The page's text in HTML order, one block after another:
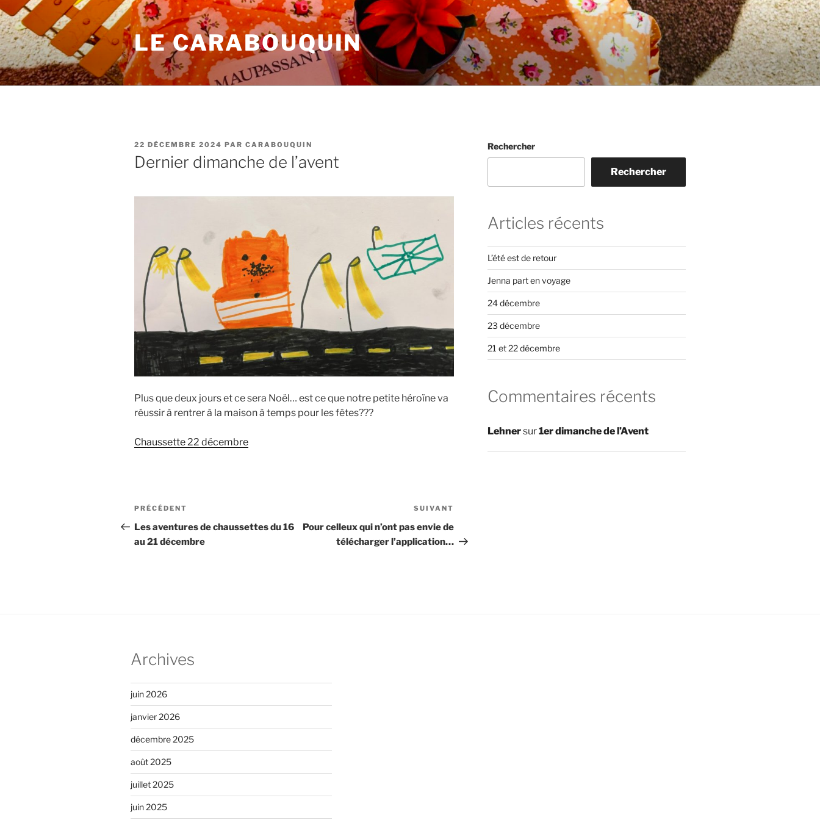
Aller
au
contenu
principal
LE CARABOUQUIN
PUBLIÉ
LE
22 DÉCEMBRE 2024 PAR CARABOUQUIN
Dernier dimanche de l’avent
Plus que deux jours et ce sera Noël… est ce que notre petite héroïne va
réussir à rentrer à la maison à temps pour les fêtes???
Chaussette 22 décembre
Navigation
de
l’article
Article
précédent
PRÉCÉDENT
Les aventures de chaussettes du 16
au 21 décembre
suivant
SUIVANT
Pour celleux qui n’ont pas envie de
télécharger l’application…
Rechercher
Rechercher
Articles récents
L’été est de retour
Jenna part en voyage
24 décembre
23 décembre
21 et 22 décembre
Commentaires récents
Lehnersur1er dimanche de l’Avent
Archives
juin 2026
janvier 2026
décembre 2025
août 2025
juillet 2025
juin 2025